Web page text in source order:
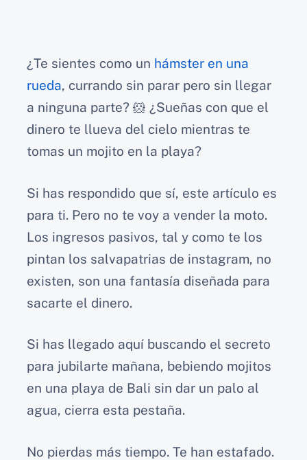
¿Te sientes como un hámster en una
rueda, currando sin parar pero sin llegar
a ninguna parte? 🐹 ¿Sueñas con que el
dinero te llueva del cielo mientras te
tomas un mojito en la playa?
Si has respondido que sí, este artículo es
para ti. Pero no te voy a vender la moto.
Los ingresos pasivos, tal y como te los
pintan los salvapatrias de instagram, no
existen, son una fantasía diseñada para
sacarte el dinero.
Si has llegado aquí buscando el secreto
para jubilarte mañana, bebiendo mojitos
en una playa de Bali sin dar un palo al
agua, cierra esta pestaña.
No pierdas más tiempo. Te han estafado.